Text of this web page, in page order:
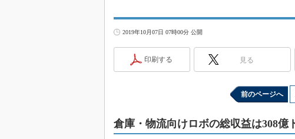
2019年10月07日 07時00分 公開
印刷する 見る
前のページへ
倉庫・物流向けロボの総収益は308億